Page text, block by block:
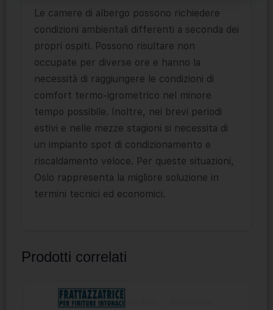
Le camere di albergo possono richiedere
condizioni ambientali differenti a seconda dei
propri ospiti. Possono risultare non
occupate per diverse ore e hanno la
necessità di raggiungere le condizioni di
comfort termo-igrometrico nel minore
tempo possibile. Inoltre, nei brevi periodi
estivi e nelle mezze stagioni si necessita di
un impianto spot di condizionamento e
riscaldamento veloce. Per queste situazioni,
Oslo rappresenta la migliore soluzione in
termini tecnici ed economici.
Prodotti correlati